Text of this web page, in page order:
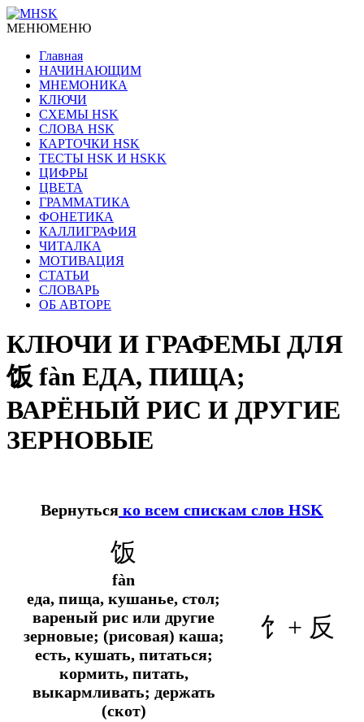
МЕНЮМЕНЮ
Главная
НАЧИНАЮЩИМ
МНЕМОНИКА
КЛЮЧИ
СХЕМЫ HSK
СЛОВА HSK
КАРТОЧКИ HSK
ТЕСТЫ HSK И HSKK
ЦИФРЫ
ЦВЕТА
ГРАММАТИКА
ФОНЕТИКА
КАЛЛИГРАФИЯ
ЧИТАЛКА
МОТИВАЦИЯ
СТАТЬИ
СЛОВАРЬ
ОБ АВТОРЕ
КЛЮЧИ И ГРАФЕМЫ ДЛЯ
饭 fàn ЕДА, ПИЩА;
ВАРЁНЫЙ РИС И ДРУГИЕ
ЗЕРНОВЫЕ
Вернуться ко всем спискам слов HSK
饭
fàn
еда, пища, кушанье, стол;
вареный рис или другие
зерновые; (рисовая) каша;
есть, кушать, питаться;
кормить, питать,
выкармливать; держать
(скот)
饣 + 反